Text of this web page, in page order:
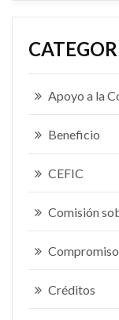
Apoyo a la
Beneficio
CEFIC
Comisión
Créditos